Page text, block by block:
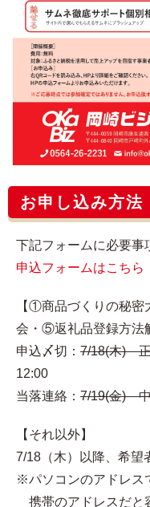
お申し込み方法
下記フォームに必要事
申込フォームはこちら
【①商品づくりの秘
会・⑤返礼品登録方法
申込〆切： 7/18(木)
12:00
当落連絡： 7/19(金)
【それ以外】
7/18（木）以降、希望
※パソコンのアドレス
携帯のアドレスだと